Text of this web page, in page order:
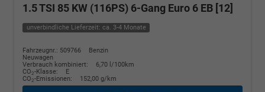
1.5 TSI 85 KW (116PS) 6-Gang Euro 6 EB [12]
unverbindliche Lieferzeit: ca. 3-4 Monate
Fahrzeugnr.: 509766
Benzin
Neuwagen
Verbrauch kombiniert:
6,70 l/100km
CO2-Klasse:
E
CO2-Emissionen: 152,00 g/km